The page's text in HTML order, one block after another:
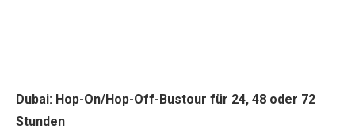
Dubai: Hop-On/Hop-Off-Bustour für 24, 48 oder 72
Stunden